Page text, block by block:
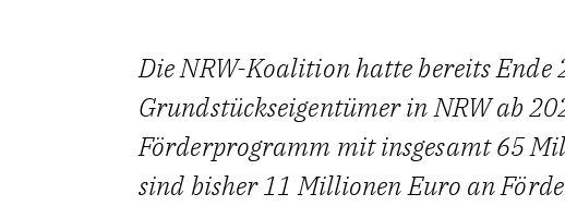
Die NRW-Koalition hatte bereits Ende
Grundstückseigentümer in NRW ab
Förderprogramm mit insgesamt 65
sind bisher 11 Millionen Euro an